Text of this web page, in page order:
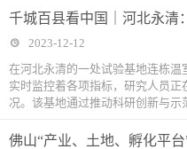
千城百县看中国｜河北永清
2023-12-12
在河北永清的一处试验基地连栋
实时监控着各项指标，研究人员
况。该基地通过推动科研创新与示
佛山“产业、土地、孵化平